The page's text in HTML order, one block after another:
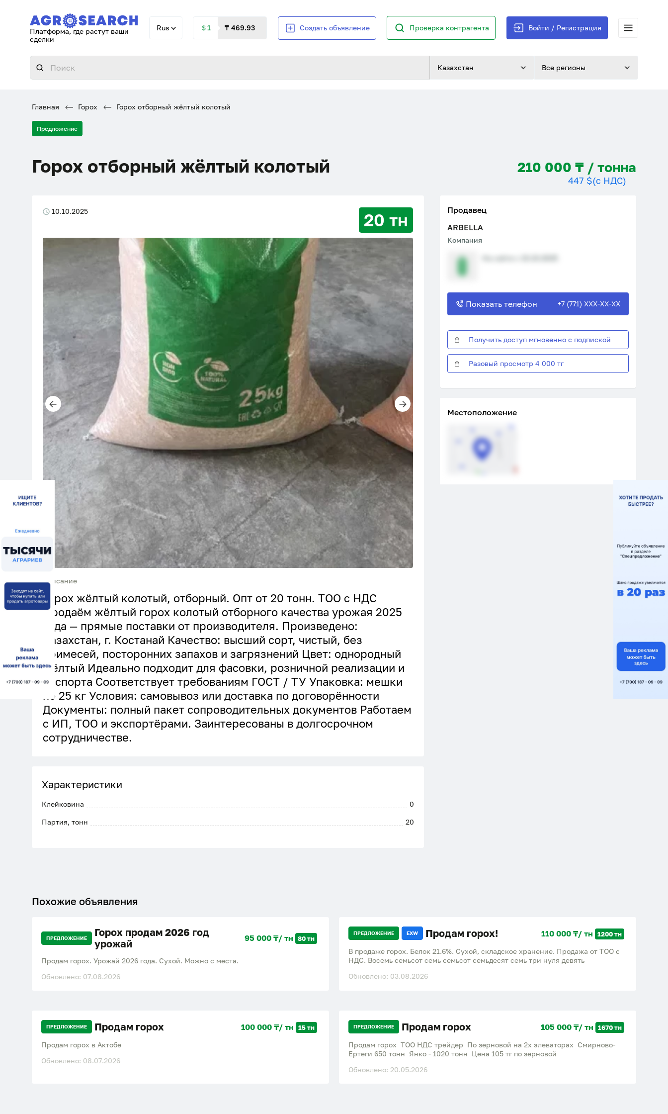
Платформа, где растут ваши
сделки
Rus ＄1 ₸ 469.93 Создать объявление Проверка контрагента Войти / Регистрация
Казахстан Все регионы
Главная Горох Горох отборный жёлтый колотый
Предложение
Горох отборный жёлтый колотый 210 000 ₸ / тонна
447 $(с НДС)
10.10.2025 20 тн
Описание
Горох жёлтый колотый, отборный. Опт от 20 тонн. ТОО с НДС
Продаём жёлтый горох колотый отборного качества урожая 2025
года — прямые поставки от производителя. Произведено:
Казахстан, г. Костанай Качество: высший сорт, чистый, без
примесей, посторонних запахов и загрязнений Цвет: однородный
жёлтый Идеально подходит для фасовки, розничной реализации и
экспорта Соответствует требованиям ГОСТ / ТУ Упаковка: мешки
по 25 кг Условия: самовывоз или доставка по договорённости
Документы: полный пакет сопроводительных документов Работаем
с ИП, ТОО и экспортёрами. Заинтересованы в долгосрочном
сотрудничестве.
Характеристики
Клейковина 0
Партия, тонн 20
Продавец
ARBELLA
Компания
Показать телефон +7 (771) XXX-XX-XX
Получить доступ мгновенно с подпиской
Разовый просмотр 4 000 тг
Местоположение
Похожие объявления
ПРЕДЛОЖЕНИЕ
Горох продам 2026 год
урожай
95 000 ₸/ тн 80 тн
Продам горох. Урожай 2026 года. Сухой. Можно с места.
Обновлено: 07.08.2026
ПРЕДЛОЖЕНИЕ EXW Продам горох! 110 000 ₸/ тн 1200 тн
В продаже горох. Белок 21.6%. Сухой, складское хранение. Продажа от ТОО с
НДС. Восемь семьсот семь семьсот семьдесят семь три нуля девять
Обновлено: 03.08.2026
ПРЕДЛОЖЕНИЕ Продам горох 100 000 ₸/ тн 15 тн
Продам горох в Актобе
Обновлено: 08.07.2026
ПРЕДЛОЖЕНИЕ Продам горох 105 000 ₸/ тн 1670 тн
Продам горох ТОО НДС трейдер По зерновой на 2х элеваторах Смирново-
Ертеги 650 тонн Янко - 1020 тонн Цена 105 тг по зерновой
Обновлено: 20.05.2026